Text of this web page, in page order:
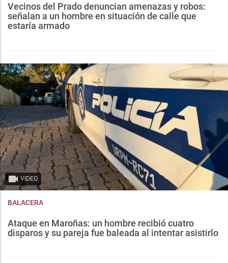
Vecinos del Prado denuncian amenazas y robos:
señalan a un hombre en situación de calle que
estaría armado
VIDEO
BALACERA
Ataque en Maroñas: un hombre recibió cuatro
disparos y su pareja fue baleada al intentar asistirlo